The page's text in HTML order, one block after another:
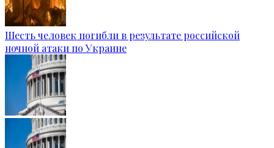
Шесть человек погибли в результате российской
ночной атаки по Украине